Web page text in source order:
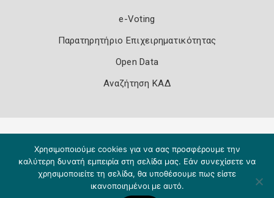
e-Voting
Παρατηρητήριο Επιχειρηματικότητας
Open Data
Αναζήτηση ΚΑΔ
Χρησιμοποιούμε cookies για να σας προσφέρουμε την
καλύτερη δυνατή εμπειρία στη σελίδα μας. Εάν συνεχίσετε να
χρησιμοποιείτε τη σελίδα, θα υποθέσουμε πως είστε
ικανοποιημένοι με αυτό.
Copyright 2026 Knowledge A.E.